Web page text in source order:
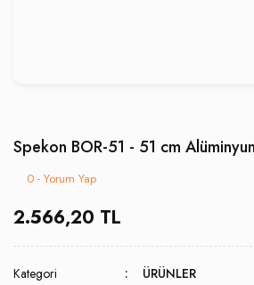
Spekon BOR-51 - 51 cm
0 - Yorum Yap
2.566,20 TL
Kategori ÜRÜNLER